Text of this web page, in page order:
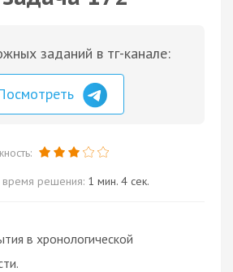
заданий в тг-канале:
решения: 1 мин. 4 сек.
в хронологической